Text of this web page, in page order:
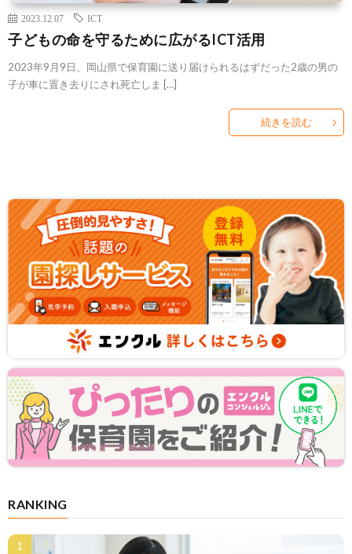
2023.12.07 ICT
子どもの命を守るために広がるICT活用
2023年9月9日、岡山県で保育園に送り届けられるはずだった2歳の男の
子が車に置き去りにされ死亡しま […]
続きを読む
RANKING